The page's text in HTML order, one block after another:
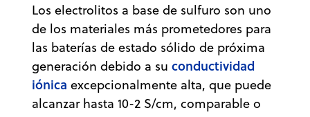
Los electrolitos a base de sulfuro son uno
de los materiales más prometedores para
las baterías de estado sólido de próxima
generación debido a su conductividad
iónica excepcionalmente alta, que puede
alcanzar hasta 10-2 S/cm, comparable o